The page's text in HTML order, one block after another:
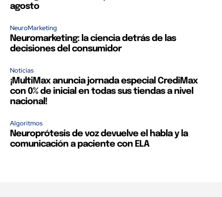
agosto
NeuroMarketing
Neuromarketing: la ciencia detrás de las
decisiones del consumidor
Noticias
¡MultiMax anuncia jornada especial CrediMax
con 0% de inicial en todas sus tiendas a nivel
nacional!
Algoritmos
Neuroprótesis de voz devuelve el habla y la
comunicación a paciente con ELA